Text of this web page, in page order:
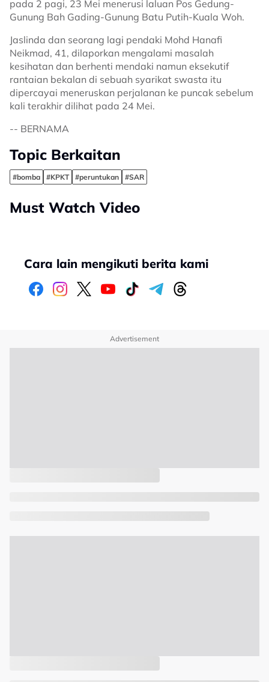
pada 2 pagi, 23 Mei menerusi laluan Pos Gedung-
Gunung Bah Gading-Gunung Batu Putih-Kuala Woh.
Jaslinda dan seorang lagi pendaki Mohd Hanafi
Neikmad, 41, dilaporkan mengalami masalah
kesihatan dan berhenti mendaki namun eksekutif
rantaian bekalan di sebuah syarikat swasta itu
dipercayai meneruskan perjalanan ke puncak sebelum
kali terakhir dilihat pada 24 Mei.
-- BERNAMA
Topic Berkaitan
#bomba #KPKT #peruntukan #SAR
Must Watch Video
Cara lain mengikuti berita kami
Advertisement